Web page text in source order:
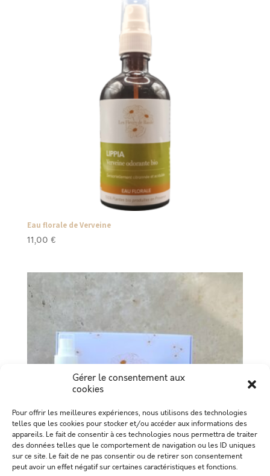
Gérer le consentement aux
cookies
Pour offrir les meilleures expériences, nous utilisons des technologies
telles que les cookies pour stocker et/ou accéder aux informations des
appareils. Le fait de consentir à ces technologies nous permettra de traiter
des données telles que le comportement de navigation ou les ID uniques
sur ce site. Le fait de ne pas consentir ou de retirer son consentement
peut avoir un effet négatif sur certaines caractéristiques et fonctions.
Eau florale de Verveine
11,00 €